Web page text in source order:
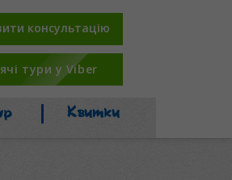
консультацію
тури у Viber
Квитки